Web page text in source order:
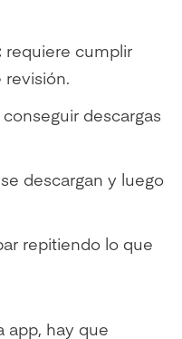
requiere cumplir
conseguir descargas
descargan y luego
repitiendo lo que
app, hay que